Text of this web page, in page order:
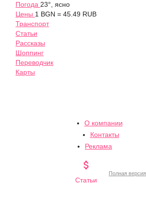
Погода 23°, ясно
Цены 1 BGN = 45.49 RUB
Транспорт
Статьи
Рассказы
Шоппинг
Переводчик
Карты
О компании
Контакты
Реклама

Статьи
Полная версия